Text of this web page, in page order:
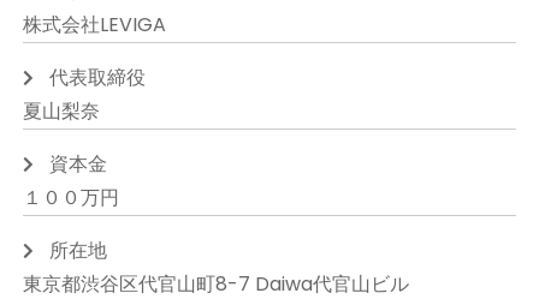
株式会社LEVIGA
代表取締役
夏山梨奈
資本金
１００万円
所在地
東京都渋谷区代官山町8-7 Daiwa代官山ビル